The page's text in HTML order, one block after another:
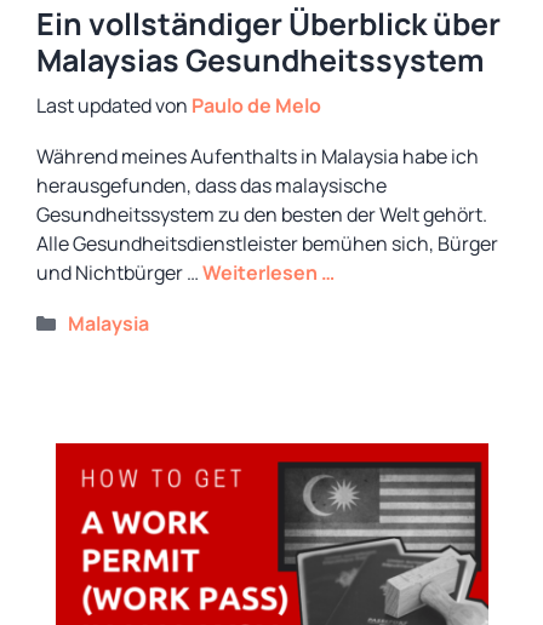
Ein vollständiger Überblick über
Malaysias Gesundheitssystem
von Paulo de Melo
Während meines Aufenthalts in Malaysia habe ich
herausgefunden, dass das malaysische
Gesundheitssystem zu den besten der Welt gehört.
Alle Gesundheitsdienstleister bemühen sich, Bürger
und Nichtbürger …Weiterlesen …
Kategorien
Malaysia